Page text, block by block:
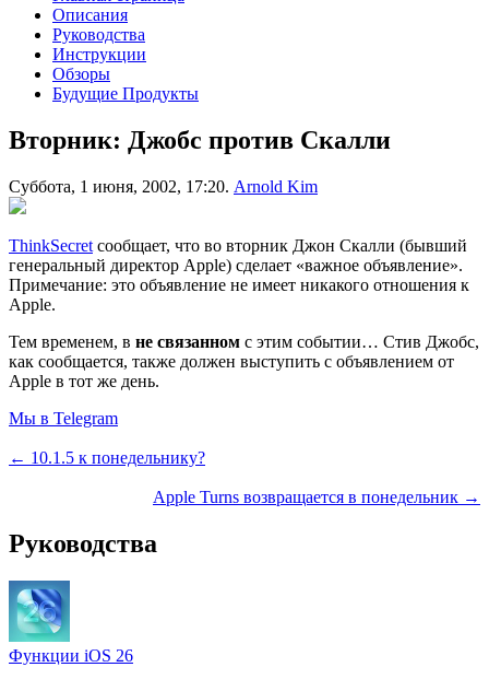
Описания
Руководства
Инструкции
Обзоры
Будущие Продукты
Вторник: Джобс против Скалли
Суббота, 1 июня, 2002, 17:20. Arnold Kim
ThinkSecret сообщает, что во вторник Джон Скалли (бывший
генеральный директор Apple) сделает «важное объявление».
Примечание: это объявление не имеет никакого отношения к
Apple.
Тем временем, в не связанном с этим событии… Стив Джобс,
как сообщается, также должен выступить с объявлением от
Apple в тот же день.
Мы в Telegram
← 10.1.5 к понедельнику?
Apple Turns возвращается в понедельник →
Руководства
Функции iOS 26